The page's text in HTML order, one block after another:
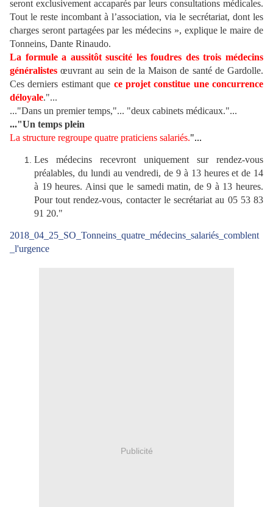
seront exclusivement accaparés par leurs consultations médicales.
Tout le reste incombant à l’association, via le secrétariat, dont les
charges seront partagées par les médecins », explique le maire de
Tonneins, Dante Rinaudo.
La formule a aussitôt suscité les foudres des trois médecins
généralistes œuvrant au sein de la Maison de santé de Gardolle.
Ces derniers estimant que ce projet constitue une concurrence
déloyale."...
..."Dans un premier temps,"... "deux cabinets médicaux."...
..."Un temps plein
La structure regroupe quatre praticiens salariés."...
Les médecins recevront uniquement sur rendez-vous
préalables, du lundi au vendredi, de 9 à 13 heures et de 14
à 19 heures. Ainsi que le samedi matin, de 9 à 13 heures.
Pour tout rendez-vous, contacter le secrétariat au 05 53 83
91 20."
2018_04_25_SO_Tonneins_quatre_médecins_salariés_comblent
_l'urgence
Publicité